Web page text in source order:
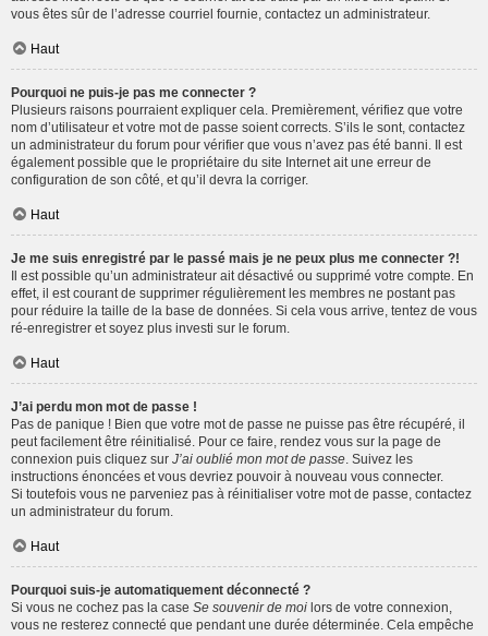
vous êtes sûr de l’adresse courriel fournie, contactez un administrateur.
Haut
Pourquoi ne puis-je pas me connecter ?
Plusieurs raisons pourraient expliquer cela. Premièrement, vérifiez que votre
nom d’utilisateur et votre mot de passe soient corrects. S’ils le sont, contactez
un administrateur du forum pour vérifier que vous n’avez pas été banni. Il est
également possible que le propriétaire du site Internet ait une erreur de
configuration de son côté, et qu’il devra la corriger.
Haut
Je me suis enregistré par le passé mais je ne peux plus me connecter ?!
Il est possible qu’un administrateur ait désactivé ou supprimé votre compte. En
effet, il est courant de supprimer régulièrement les membres ne postant pas
pour réduire la taille de la base de données. Si cela vous arrive, tentez de vous
ré-enregistrer et soyez plus investi sur le forum.
Haut
J’ai perdu mon mot de passe !
Pas de panique ! Bien que votre mot de passe ne puisse pas être récupéré, il
peut facilement être réinitialisé. Pour ce faire, rendez vous sur la page de
connexion puis cliquez sur J’ai oublié mon mot de passe . Suivez les
instructions énoncées et vous devriez pouvoir à nouveau vous connecter.
Si toutefois vous ne parveniez pas à réinitialiser votre mot de passe, contactez
un administrateur du forum.
Haut
Pourquoi suis-je automatiquement déconnecté ?
Si vous ne cochez pas la case Se souvenir de moi lors de votre connexion,
vous ne resterez connecté que pendant une durée déterminée. Cela empêche